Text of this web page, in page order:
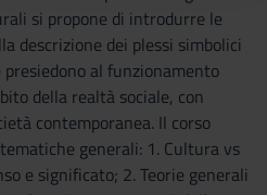
loro servizi.
si propone di introdurre le
descrizione dei plessi simbolici
al funzionamento
della realtà sociale, con
contemporanea. Il corso
generali: 1. Cultura vs
e significato; 2. Teorie generali